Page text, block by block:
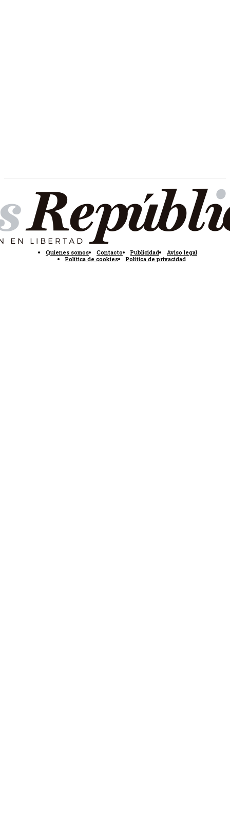
Quienes somos Contacto Publicidad
Aviso legal
Política de cookies
Política de privacidad